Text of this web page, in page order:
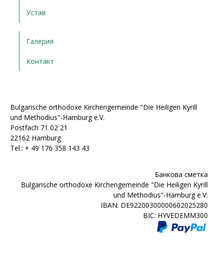
Устав
Галерия
Контакт
Bulgarische orthodoxe Kirchengemeinde "Die Heiligen Kyrill
und Methodius"-Hamburg e.V.
Postfach 71 02 21
22162 Hamburg
Tel.: + ‭49 176 358 143 43‬
Банкова сметка
Bulgarische orthodoxe Kirchengemeinde "Die Heiligen Kyrill
und Methodius"-Hamburg e.V.
IBAN: DE92200300000602025280
BIC: HYVEDEMM300